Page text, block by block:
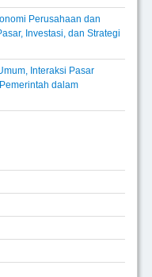
Perusahaan dan
Investasi, dan Strategi
Interaksi Pasar
dalam